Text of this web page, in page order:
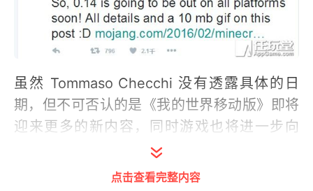
虽然 Tommaso Checchi 没有透露具体的日
期，但不可否认的是《我的世界移动版》即将
迎来更多的新内容，同时游戏也将进一步向
《我的世界》 PC 版本的进度看齐。
点击查看完整内容